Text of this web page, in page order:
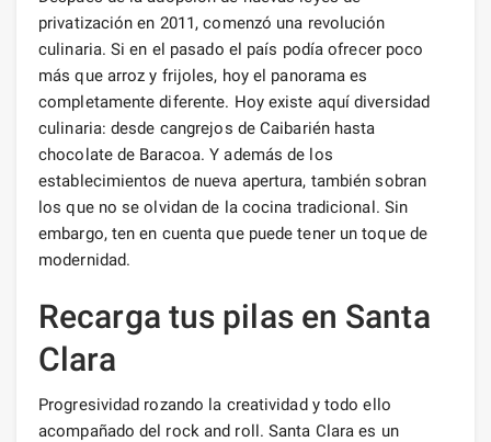
privatización en 2011, comenzó una revolución
culinaria. Si en el pasado el país podía ofrecer poco
más que arroz y frijoles, hoy el panorama es
completamente diferente. Hoy existe aquí diversidad
culinaria: desde cangrejos de Caibarién hasta
chocolate de Baracoa. Y además de los
establecimientos de nueva apertura, también sobran
los que no se olvidan de la cocina tradicional. Sin
embargo, ten en cuenta que puede tener un toque de
modernidad.
Recarga tus pilas en Santa
Clara
Progresividad rozando la creatividad y todo ello
acompañado del rock and roll. Santa Clara es un